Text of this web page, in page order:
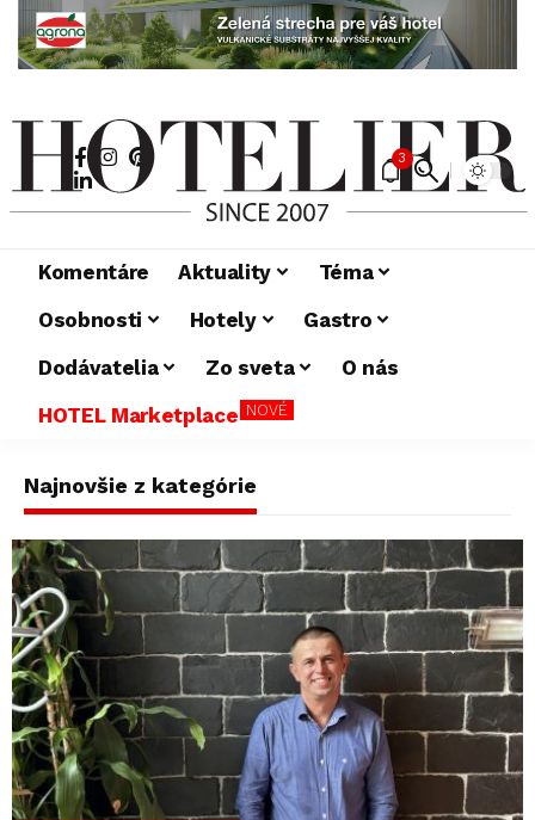
3
Komentáre Aktuality
Téma
Osobnosti
Hotely
Gastro
Dodávatelia
Zo sveta
O nás
HOTEL Marketplace NOVÉ
Najnovšie z kategórie